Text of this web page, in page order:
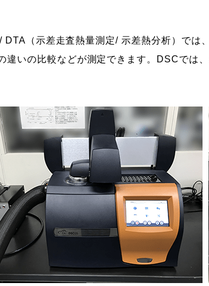
（示差走査熱量測定/ 示差熱分析）では
違いの比較などが測定できます。DSCでは